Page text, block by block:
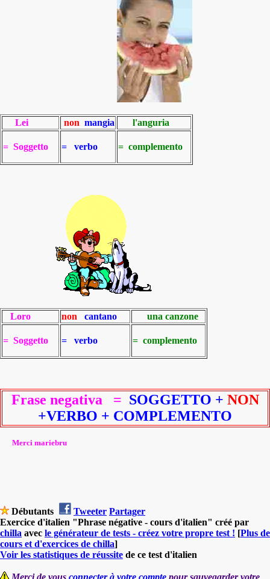
Lei non mangia l'anguria
= Soggetto = verbo = complemento
Loro non cantano una canzone
= Soggetto = verbo = complemento
Frase negativa = SOGGETTO + NON
+VERBO + COMPLEMENTO
Merci mariebru
Débutants Tweeter Partager
Exercice d'italien "Phrase négative - cours d'italien" créé par
chilla avec le générateur de tests - créez votre propre test ! [Plus de
cours et d'exercices de chilla]
Voir les statistiques de réussite de ce test d'italien
Merci de vous connecter à votre compte pour sauvegarder votre